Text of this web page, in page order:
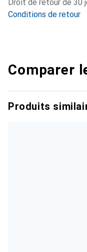
Droit de retour de 30
Conditions de retour
Comparer
Produits